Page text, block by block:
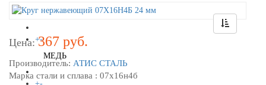
АЛЮМИНИЙ
+-
МЕДЬ
Цена:367 руб.
Производитель: АТИС СТАЛЬ
Марка стали и сплава : 07х16н4б